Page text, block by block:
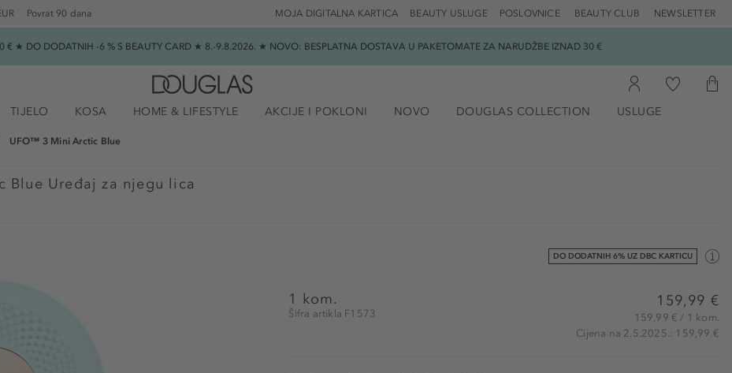
Povrat 90 dana POSLOVNICE BEAUTY CLUB NEWSLETTER
BEAUTY USLUGE
MOJA DIGITALNA KARTICA
€ ★ DO DODATNIH -6 % S BEAUTY CARD ★ 8.-9.8.2026. ★ NOVO: BESPLATNA DOSTAVA U PAKETOMATE ZA NARUDŽBE IZNAD 30 €
TIJELO KOSA HOME & LIFESTYLE AKCIJE I POKLONI NOVO DOUGLAS COLLECTION USLUGE
UFO™ 3 Mini Arctic Blue
Uređaj za njegu lica
DO DODATNIH 6% UZ DBC KARTICU
1 kom.
Šifra artikla F1573
159,99 €
159,99 € / 1 kom.
Cijena na 2.5.2025.: 159,99 €